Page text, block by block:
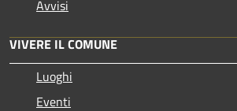
Avvisi
VIVERE IL COMUNE
Luoghi
Eventi